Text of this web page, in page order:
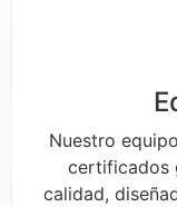
Nuestro
certificados
calidad,